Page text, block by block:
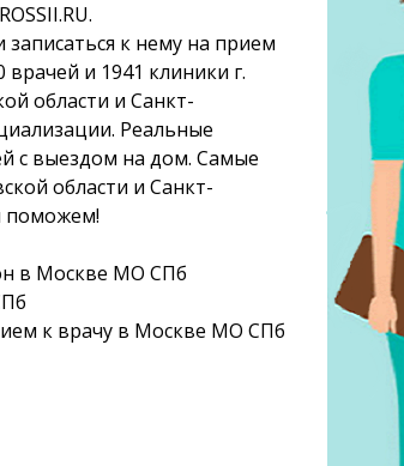
к нему на прием
врачей и 1941 клиники г.
области и Санкт-
Реальные
с выездом на дом. Самые
области и Санкт-
поможем!
в Москве МО СПб
к врачу в Москве МО СПб